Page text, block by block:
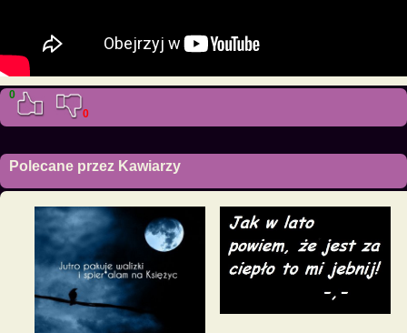
0
0
Polecane przez Kawiarzy